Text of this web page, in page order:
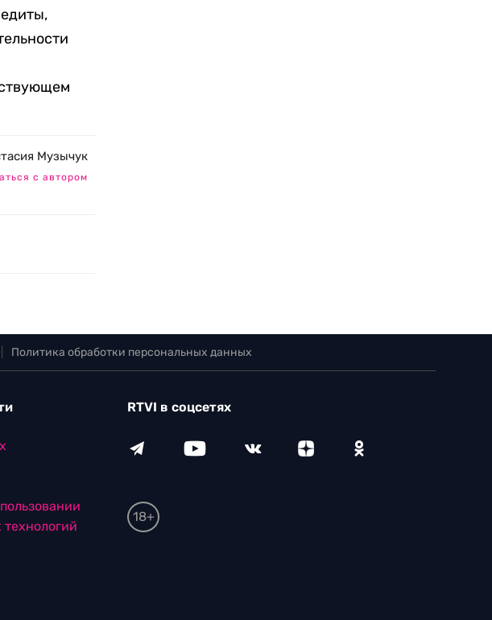
Музычук
с автором
Политика обработки персональных данных
RTVI в соцсетях
18+